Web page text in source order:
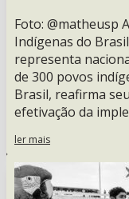
Foto: @matheusp
Indígenas do
representa
de 300 povos
Brasil, reafirma
efetivação da
ler mais